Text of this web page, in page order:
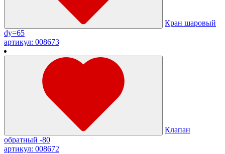
Кран шаровый
dy=65
артикул: 008673
Клапан
обратный -80
артикул: 008672